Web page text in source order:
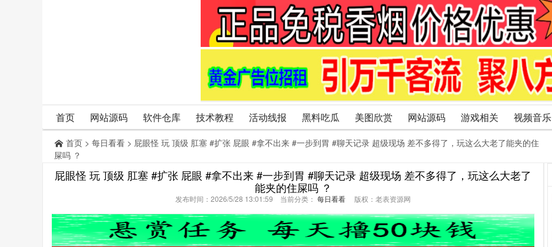
首页 网站源码 软件仓库 技术教程 活动线报 黑料吃瓜 美图欣赏 网站源码 游戏相关 视频音乐
首页 > 每日看看 > 屁眼怪 玩 顶级 肛塞 #扩张 屁眼 #拿不出来 #一步到胃 #聊天记录 超级现场 差不多得了，玩这么大老了能夹的住
屎吗 ？
屁眼怪 玩 顶级 肛塞 #扩张 屁眼 #拿不出来 #一步到胃 #聊天记录 超级现场 差不多得了，玩这么大老了
能夹的住屎吗 ？
发布时间：2026/5/28 13:01:59 当前分类： 每日看看 版权：老表资源网